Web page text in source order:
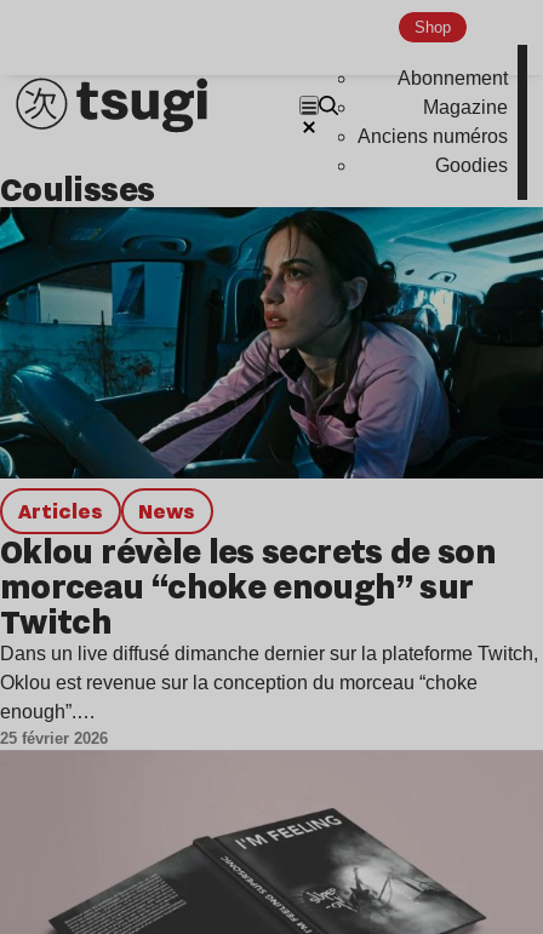
Shop
Abonnement
Magazine
Anciens numéros
Goodies
Coulisses
Articles news
Oklou révèle les secrets de son
morceau “choke enough” sur
Twitch
Dans un live diffusé dimanche dernier sur la plateforme Twitch,
Oklou est revenue sur la conception du morceau “choke
enough”.…
25 février 2026